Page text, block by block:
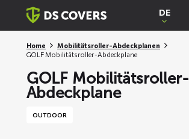
Skiplinks
DE
Home
Mobilitätsroller-Abdeckplanen
GOLF Mobilitätsroller-Abdeckplane
GOLF Mobilitätsroller-
Abdeckplane
OUTDOOR